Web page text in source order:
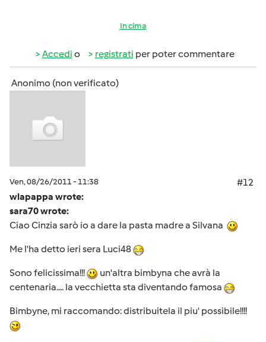
In cima
Accedi o registrati per poter commentare
Anonimo (non verificato)
Ven, 08/26/2011 - 11:38
#12
wlapappa wrote:
sara70 wrote:
Ciao Cinzia sarò io a dare la pasta madre a Silvana
Me l'ha detto ieri sera Luci48
Sono felicissima!!!
un'altra bimbyna che avrà la
centenaria.... la vecchietta sta diventando famosa
Bimbyne, mi raccomando: distribuitela il piu' possibile!!!!